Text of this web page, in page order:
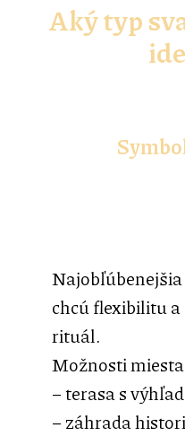
Aký typ
chcú flexibilitu
rituál.
Možnosti
– terasa s
– záhrada